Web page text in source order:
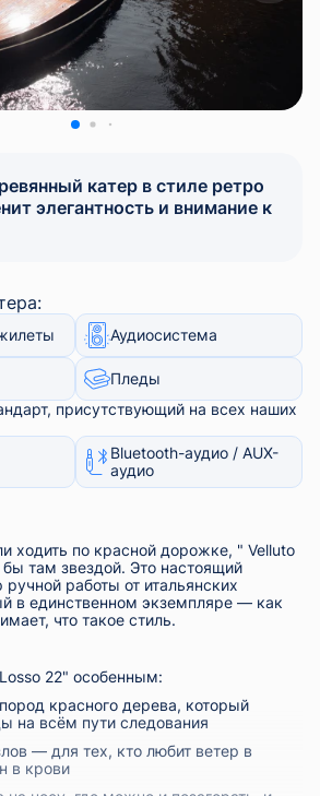
катер в стиле ретро
элегантность и внимание к
Аудиосистема
Пледы
присутствующий на всех наших
Bluetooth-аудио / AUX-
аудио
ходить по красной дорожке, " Velluto
там звездой. Это настоящий
работы от итальянских
в единственном экземпляре — как
что такое стиль.
22" особенным:
красного дерева, который
на всём пути следования
— для тех, кто любит ветер в
в крови